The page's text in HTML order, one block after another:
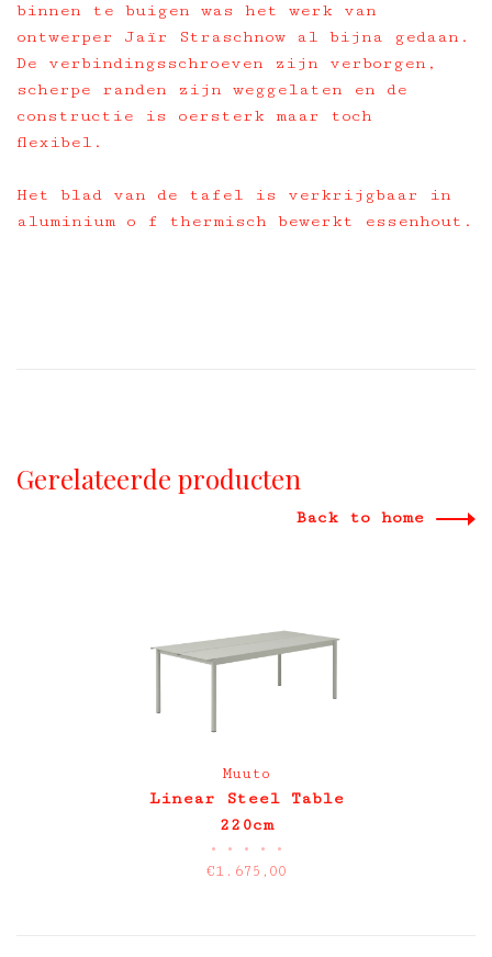
binnen te buigen was het werk van
ontwerper Jaïr Straschnow al bijna gedaan.
De verbindingsschroeven zijn verborgen,
scherpe randen zijn weggelaten en de
constructie is oersterk maar toch
flexibel.
Het blad van de tafel is verkrijgbaar in
aluminium o f thermisch bewerkt essenhout.
Gerelateerde producten
Back to home
Muuto
Linear Steel Table
220cm
• • • • •
€1.675,00